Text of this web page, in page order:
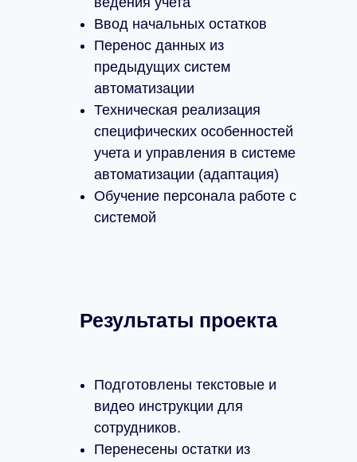
Ввод начальных остатков
Перенос данных из
предыдущих систем
автоматизации
Техническая реализация
специфических особенностей
учета и управления в системе
автоматизации (адаптация)
Обучение персонала работе с
системой
Результаты проекта
Подготовлены текстовые и
видео инструкции для
сотрудников.
Перенесены остатки из